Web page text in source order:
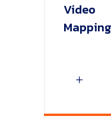
Video
Mapping